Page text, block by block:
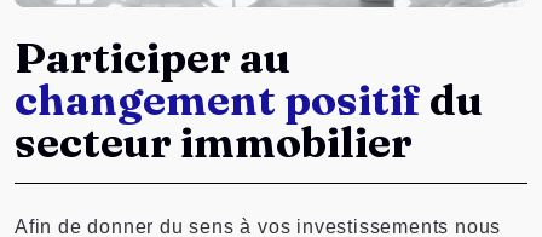
Participer au
changement positif du
secteur immobilier
Afin de donner du sens à vos investissements nous